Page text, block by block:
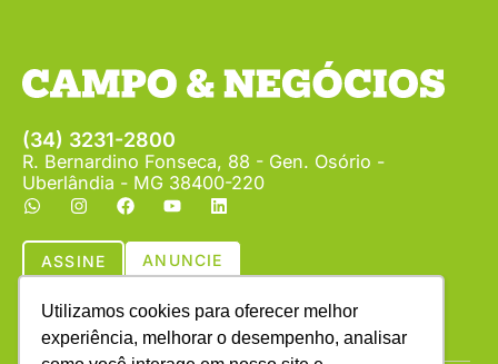
Utilizamos cookies para oferecer melhor
experiência, melhorar o desempenho, analisar
(34) 3231-2800
R. Bernardino Fonseca, 88 - Gen. Osório -
Uberlândia - MG 38400-220
ASSINE ANUNCIE